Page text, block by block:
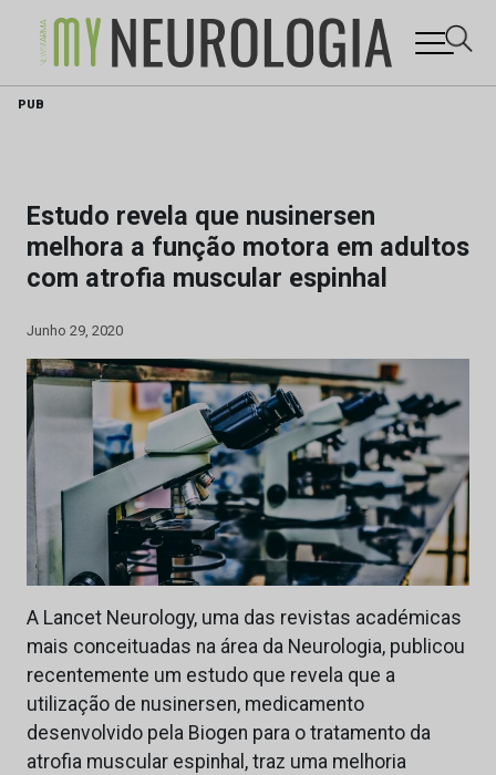
Skip
PUB
Estudo revela que nusinersen
melhora a função motora em adultos
com atrofia muscular espinhal
Junho 29, 2020
A Lancet Neurology, uma das revistas académicas
mais conceituadas na área da Neurologia, publicou
recentemente um estudo que revela que a
utilização de nusinersen, medicamento
desenvolvido pela Biogen para o tratamento da
atrofia muscular espinhal, traz uma melhoria